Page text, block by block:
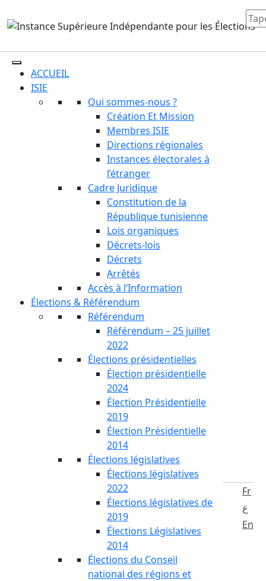
ACCUEIL
ISIE
Qui sommes-nous ?
Création Et Mission
Membres ISIE
Directions régionales
Instances électorales à
l’étranger
Cadre Juridique
Constitution de la
République tunisienne
Lois organiques
Décrets-lois
Décrets
Arrêtés
Accès à l’Information
Élections & Référendum
Référendum
Référendum – 25 juillet
2022
Élections présidentielles
Élection présidentielle
2024
Élection Présidentielle
2019
Élection Présidentielle
2014
Élections législatives
Élections législatives
2022
Élections législatives de
2019
Élections Législatives
2014
Élections du Conseil
national des régions et
Fr
ع
En